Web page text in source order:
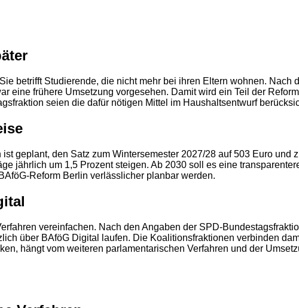
betrifft Studierende, die nicht mehr bei ihren Eltern wohnen. Nach
eine frühere Umsetzung vorgesehen. Damit wird ein Teil der
seien die dafür nötigen Mittel im Haushaltsentwurf
geplant, den Satz zum Wintersemester 2027/28 auf 503 Euro und
jährlich um 1,5 Prozent steigen. Ab 2030 soll es eine
Reform Berlin verlässlicher planbar werden.
vereinfachen. Nach den Angaben der SPD-
über BAföG Digital laufen. Die Koalitionsfraktionen verbinden
hängt vom weiteren parlamentarischen Verfahren und der
2